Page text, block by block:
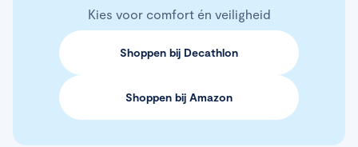
Kies voor comfort én veiligheid
Shoppen bij Decathlon
Shoppen bij Amazon